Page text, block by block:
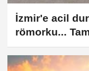
İzmir'e acil
römorku...
İzmir'e ses